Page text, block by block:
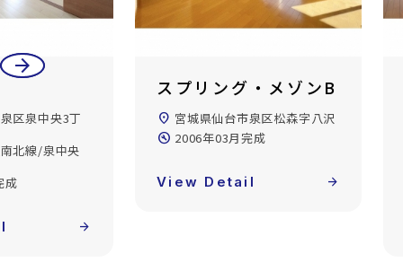
arrow_back
arrow_forward
区松森字八沢
ノースビルディング
location_on 宮城県仙台市泉区泉中央1丁
目
build_circle 1997年10月完成